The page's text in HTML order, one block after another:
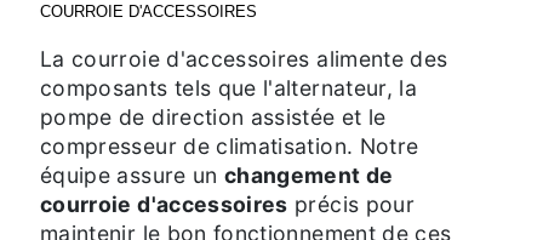
COURROIE D'ACCESSOIRES
La courroie d'accessoires alimente des
composants tels que l'alternateur, la
pompe de direction assistée et le
compresseur de climatisation. Notre
équipe assure un changement de
courroie d'accessoires précis pour
maintenir le bon fonctionnement de ces